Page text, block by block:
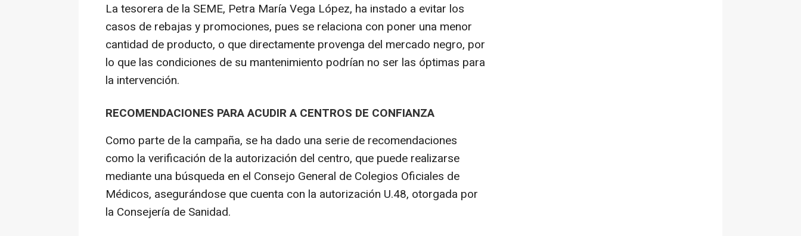
La tesorera de la SEME, Petra María Vega López, ha instado a evitar los
casos de rebajas y promociones, pues se relaciona con poner una menor
cantidad de producto, o que directamente provenga del mercado negro, por
lo que las condiciones de su mantenimiento podrían no ser las óptimas para
la intervención.
RECOMENDACIONES PARA ACUDIR A CENTROS DE CONFIANZA
Como parte de la campaña, se ha dado una serie de recomendaciones
como la verificación de la autorización del centro, que puede realizarse
mediante una búsqueda en el Consejo General de Colegios Oficiales de
Médicos, asegurándose que cuenta con la autorización U.48, otorgada por
la Consejería de Sanidad.